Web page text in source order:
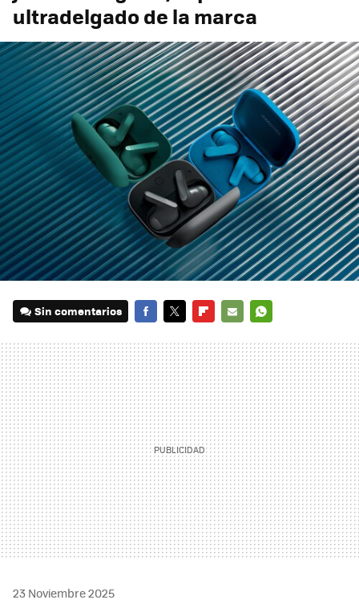
ultradelgado de la marca
Sin comentarios
MAIL
23 Noviembre 2025